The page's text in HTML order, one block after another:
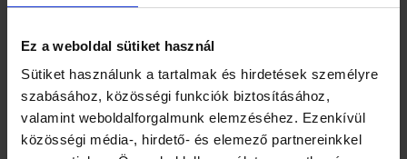
Ez a weboldal sütiket használ
Sütiket használunk a tartalmak és hirdetések személyre
szabásához, közösségi funkciók biztosításához,
valamint weboldalforgalmunk elemzéséhez. Ezenkívül
közösségi média-, hirdető- és elemező partnereinkkel